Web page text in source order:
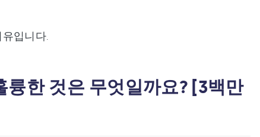
입니다.
한 것은 무엇일까요? [3백만